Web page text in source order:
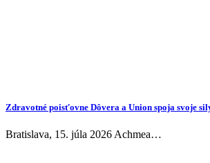
Zdravotné poisťovne Dôvera a Union spoja svoje
Bratislava, 15. júla 2026 Achmea…